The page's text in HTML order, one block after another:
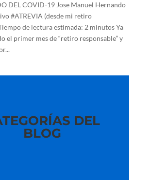
DEL COVID-19 Jose Manuel Hernando
#ATREVIA (desde mi retiro
de lectura estimada: 2 minutos Ya
el primer mes de “retiro responsable” y
DEL
BLOG